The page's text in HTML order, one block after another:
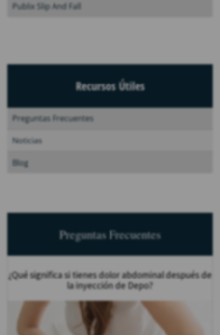
Publix Slip And Fall
Recursos Útiles
Preguntas Frecuentes
Noticias
Blog
Preguntas Frecuentes
¿Qué significa si tienes dolor abdominal después de
la inyección de Depo?